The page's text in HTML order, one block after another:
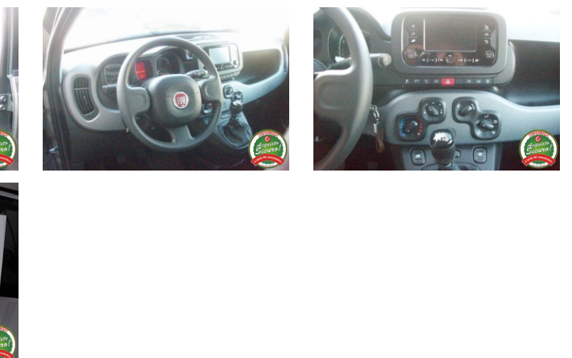
convenzionata in tutta Europa includendola nella quota mensile del prestito.
il tuo usato in contanti e finanziamo l'auto nuova.
per ricevere risposte dettagliate in merito ai prodotti esposti quindi per verificare l'autenticità